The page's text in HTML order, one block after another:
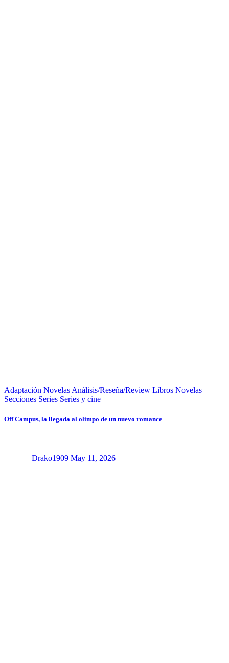
Adaptación Novelas Análisis/Reseña/Review Libros Novelas
Secciones Series Series y cine
Off Campus, la llegada al olimpo de un nuevo romance
Drako1909 May 11, 2026